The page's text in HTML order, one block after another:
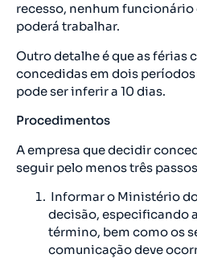
recesso, nenhum
poderá trabalhar.
Outro detalhe é que as férias
concedidas em dois
pode ser inferir a 10 dias.
Procedimentos
A empresa que decidir
seguir pelo menos três
Informar o Ministério
decisão, especificando
término, bem como os
comunicação deve